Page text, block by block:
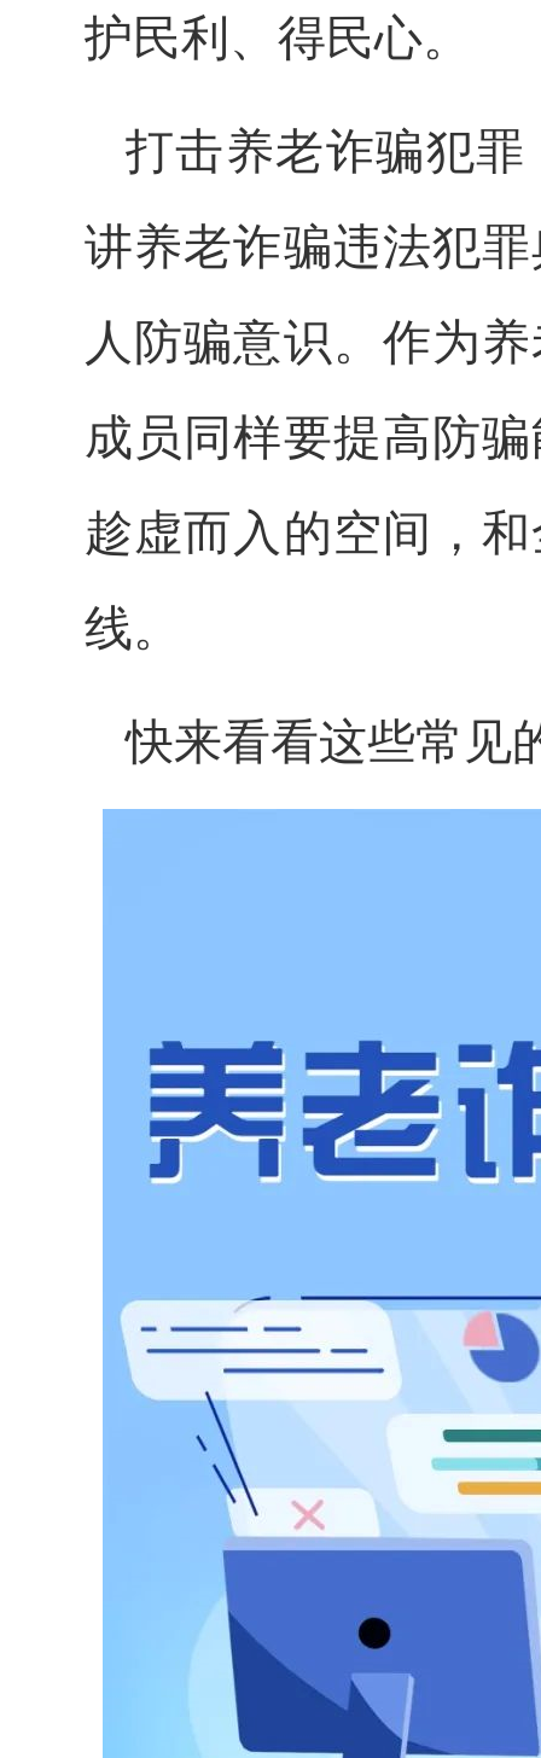
护民利、得民心。
打击养老诈骗犯
讲养老诈骗违法犯
人防骗意识。作为
成员同样要提高防
趁虚而入的空间，
线。
快来看看这些常见